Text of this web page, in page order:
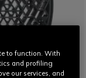
to function. With
and profiling
our services, and